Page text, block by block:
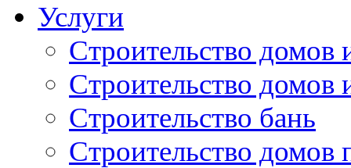
Услуги
Строительство домов
Строительство домов
Строительство бань
Строительство домов